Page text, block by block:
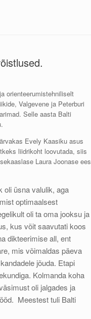
orienteerumistehniliselt
Valgevene ja Peterburi
Selle aasta Balti
Evely Kaasiku asus
liidrikoht loovutada, siis
Laura Joonase ees
oli üsna valulik, aga
optimaalsest
oli ta oma jooksu ja
kus võit saavutati koos
dikteerimise all, ent
mis võimaldas päeva
jõuda. Etapi
Kolmanda koha
oli jalgades ja
Meestest tuli Balti